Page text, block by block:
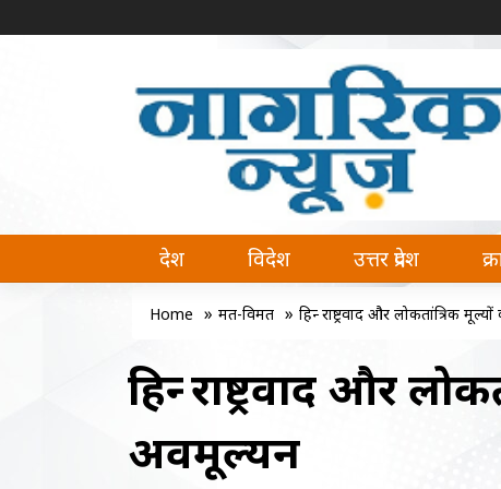
नागरिक न्यूज | Naagrik News
Naagrik News नागरिक न्यूज पर आप देश,
देश विदेश उत्तर प्रदेश
Home » मत-विमत » हिन्दू राष्ट्रवाद और लोकतांत्रिक
हिन्दू राष्ट्रवाद और
अवमूल्यन